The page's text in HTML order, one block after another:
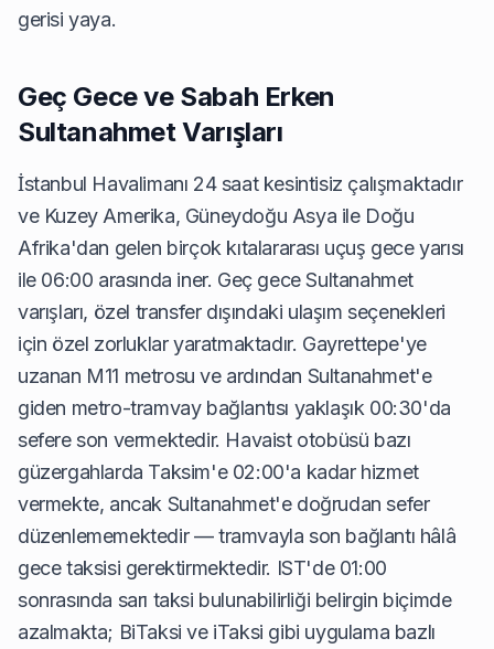
gerisi yaya.
Geç Gece ve Sabah Erken
Sultanahmet Varışları
İstanbul Havalimanı 24 saat kesintisiz çalışmaktadır
ve Kuzey Amerika, Güneydoğu Asya ile Doğu
Afrika'dan gelen birçok kıtalararası uçuş gece yarısı
ile 06:00 arasında iner. Geç gece Sultanahmet
varışları, özel transfer dışındaki ulaşım seçenekleri
için özel zorluklar yaratmaktadır. Gayrettepe'ye
uzanan M11 metrosu ve ardından Sultanahmet'e
giden metro-tramvay bağlantısı yaklaşık 00:30'da
sefere son vermektedir. Havaist otobüsü bazı
güzergahlarda Taksim'e 02:00'a kadar hizmet
vermekte, ancak Sultanahmet'e doğrudan sefer
düzenlememektedir — tramvayla son bağlantı hâlâ
gece taksisi gerektirmektedir. IST'de 01:00
sonrasında sarı taksi bulunabilirliği belirgin biçimde
azalmakta; BiTaksi ve iTaksi gibi uygulama bazlı